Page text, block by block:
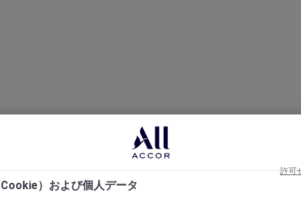
）および個人データ
許可